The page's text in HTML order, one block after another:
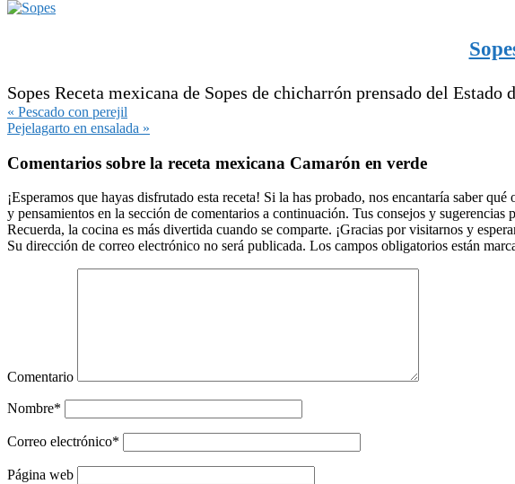
Sopes Receta mexicana de Sopes de chicharrón prensado del
Entrada
anterior:
« Pescado con perejil
Siguiente
Pejelagarto en ensalada »
con
los
lectores
Comentarios sobre la receta mexicana Camarón en verde
¡Esperamos que hayas disfrutado esta receta! Si la has probado, nos encantaría saber
y pensamientos en la sección de comentarios a continuación. Tus consejos y
Recuerda, la cocina es más divertida cuando se comparte. ¡Gracias por visitarnos y
Su dirección de correo electrónico no será publicada. Los campos obligatorios están
Comentario
Nombre*
Correo electrónico*
Página web